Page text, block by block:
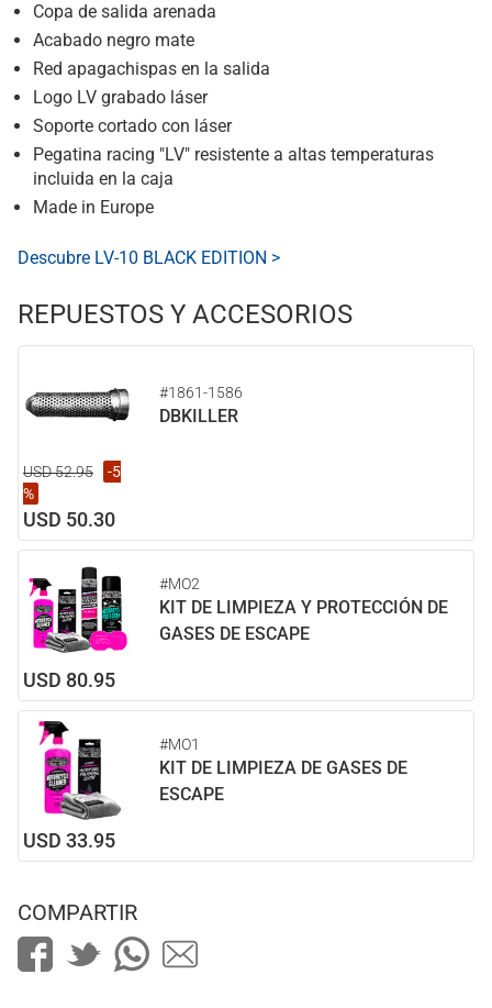
Copa de salida arenada
Acabado negro mate
Red apagachispas en la salida
Logo LV grabado láser
Soporte cortado con láser
Pegatina racing "LV" resistente a altas temperaturas
incluida en la caja
Made in Europe
Descubre LV-10 BLACK EDITION >
REPUESTOS Y ACCESORIOS
#1861-1586
DBKILLER
USD 52.95
-5
%
USD 50.30
#MO2
KIT DE LIMPIEZA Y PROTECCIÓN DE
GASES DE ESCAPE
USD 80.95
#MO1
KIT DE LIMPIEZA DE GASES DE
ESCAPE
USD 33.95
COMPARTIR